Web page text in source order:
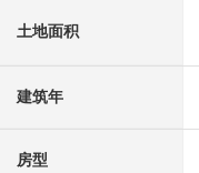
土地面积
建筑年
房型